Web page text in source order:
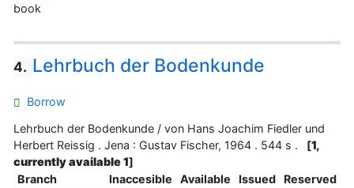
book
4. Lehrbuch der Bodenkunde
Borrow
Lehrbuch der Bodenkunde / von Hans Joachim Fiedler und
Herbert Reissig . Jena : Gustav Fischer, 1964 . 544 s .
[1,
currently available 1]
Branch
Inaccesible Available Issued
Reserved